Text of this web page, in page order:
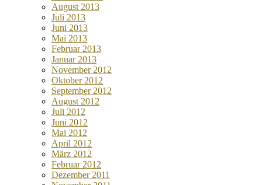
August 2013
Juli 2013
Juni 2013
Mai 2013
Februar 2013
Januar 2013
November 2012
Oktober 2012
September 2012
August 2012
Juli 2012
Juni 2012
Mai 2012
April 2012
März 2012
Februar 2012
Dezember 2011